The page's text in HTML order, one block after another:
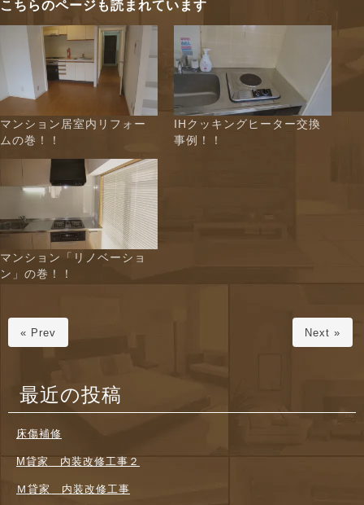
こちらのページも読まれています
マンション居室内リフォー
ムの巻！！
IHクッキングヒーター交換
事例！！
マンション「リノベーショ
ン」の巻！！
« Prev Next »
最近の投稿
床傷補修
M貸家 内装改修工事２
Ｍ貸家 内装改修工事